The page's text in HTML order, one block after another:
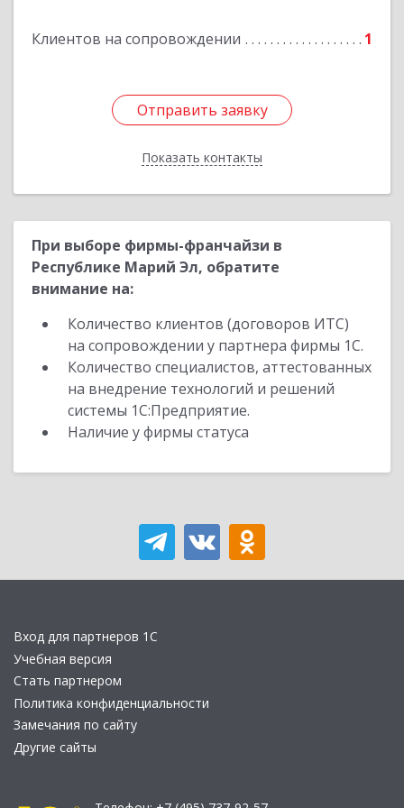
Клиентов на сопровождении 1
Отправить заявку
Показать контакты
Отправить заявку
Назад
При выборе фирмы-франчайзи в
Республике Марий Эл, обратите
внимание на:
Количество клиентов (договоров ИТС)
на сопровождении у партнера фирмы 1С.
Количество специалистов, аттестованных
на внедрение технологий и решений
системы 1С:Предприятие.
Наличие у фирмы статуса
Вход для партнеров 1С
Учебная версия
Стать партнером
Политика конфиденциальности
Замечания по сайту
Другие сайты